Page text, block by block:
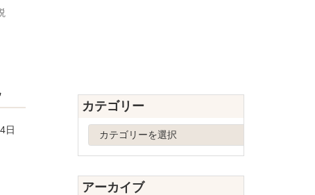
カテゴリー
ゴ
リ
ー
アーカイブ
日